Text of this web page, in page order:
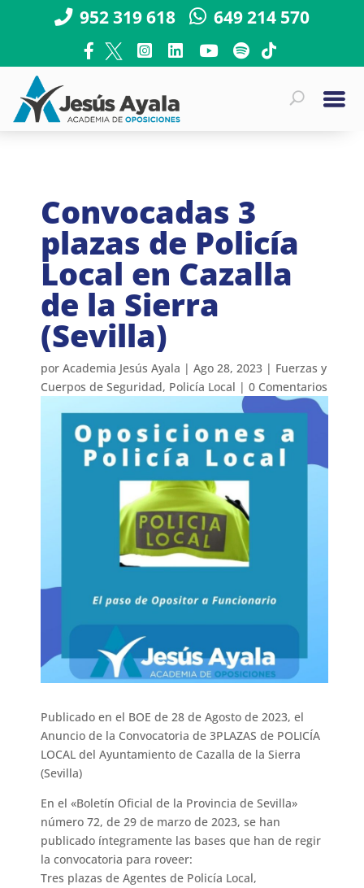
952 319 618 649 214 570
Convocadas 3
plazas de Policía
Local en Cazalla
de la Sierra
(Sevilla)
porAcademia Jesús Ayala |Ago 28, 2023 | Fuerzas y
Cuerpos de Seguridad, Policía Local |0 Comentarios
Publicado en el BOE de 28 de Agosto de 2023, el
Anuncio de la Convocatoria de 3PLAZAS de POLICÍA
LOCAL del Ayuntamiento de Cazalla de la Sierra
(Sevilla)
En el «Boletín Oficial de la Provincia de Sevilla»
número 72, de 29 de marzo de 2023, se han
publicado íntegramente las bases que han de regir
la convocatoria para roveer:
Tres plazas de Agentes de Policía Local,